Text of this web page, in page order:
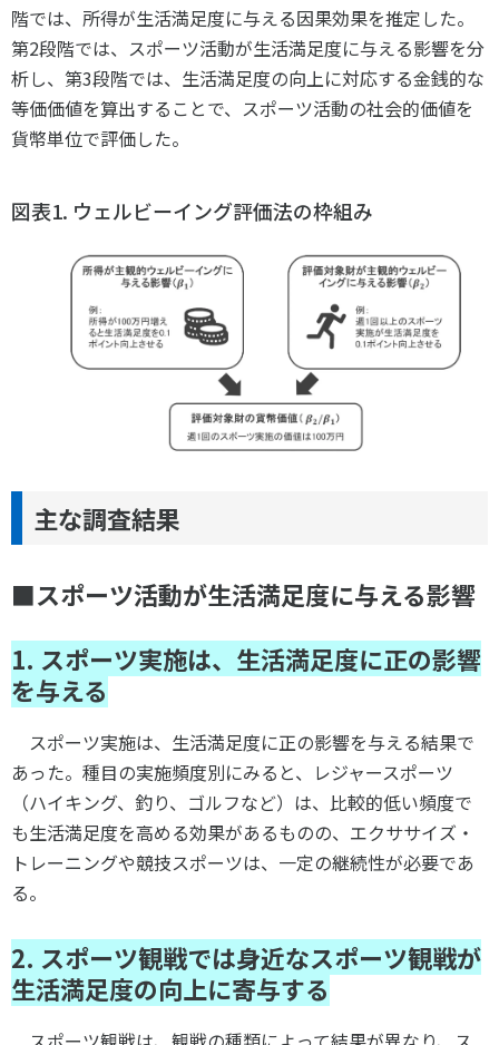
階では、所得が生活満足度に与える因果効果を推定した。
第2段階では、スポーツ活動が生活満足度に与える影響を分
析し、第3段階では、生活満足度の向上に対応する金銭的な
等価価値を算出することで、スポーツ活動の社会的価値を
貨幣単位で評価した。
図表1. ウェルビーイング評価法の枠組み
主な調査結果
■スポーツ活動が生活満足度に与える影響
1. スポーツ実施は、生活満足度に正の影響
を与える
スポーツ実施は、生活満足度に正の影響を与える結果で
あった。種目の実施頻度別にみると、レジャースポーツ
（ハイキング、釣り、ゴルフなど）は、比較的低い頻度で
も生活満足度を高める効果があるものの、エクササイズ・
トレーニングや競技スポーツは、一定の継続性が必要であ
る。
2. スポーツ観戦では身近なスポーツ観戦が
生活満足度の向上に寄与する